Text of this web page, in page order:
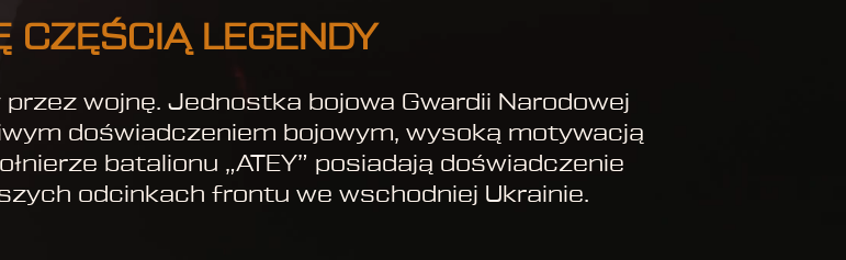
CZĘŚCIĄ LEGENDY
przez wojnę. Jednostka bojowa Gwardii Narodowej
doświadczeniem bojowym, wysoką motywacją
batalionu „ATEY” posiadają doświadczenie
odcinkach frontu we wschodniej Ukrainie.